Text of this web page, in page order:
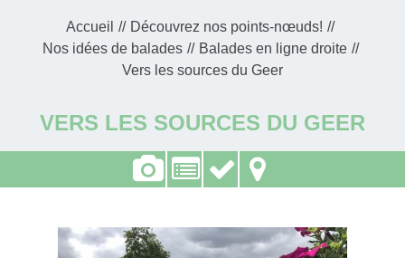
Accueil
Découvrez nos points-nœuds!
Nos idées de balades
Balades en ligne droite
Vers les sources du Geer
VERS LES SOURCES DU GEER